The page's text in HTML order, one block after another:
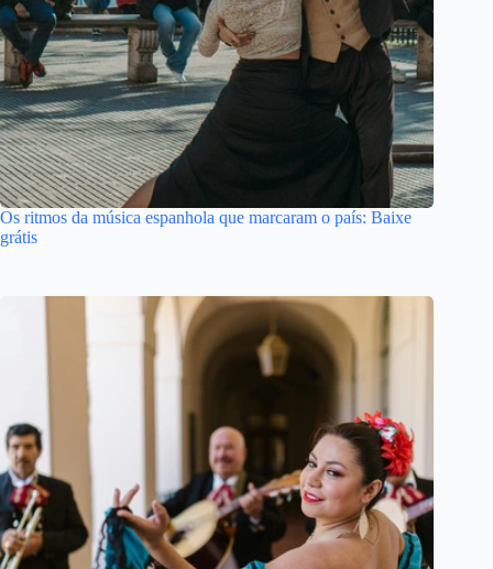
Os ritmos da música espanhola que marcaram o país: Baixe
grátis